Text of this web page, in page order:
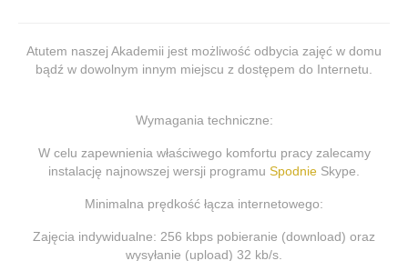
Atutem naszej Akademii jest możliwość odbycia zajęć w domu
bądź w dowolnym innym miejscu z dostępem do Internetu.
Wymagania techniczne:
W celu zapewnienia właściwego komfortu pracy zalecamy
instalację najnowszej wersji programu Spodnie Skype.
Minimalna prędkość łącza internetowego:
Zajęcia indywidualne: 256 kbps pobieranie (download) oraz
wysyłanie (upload) 32 kb/s.